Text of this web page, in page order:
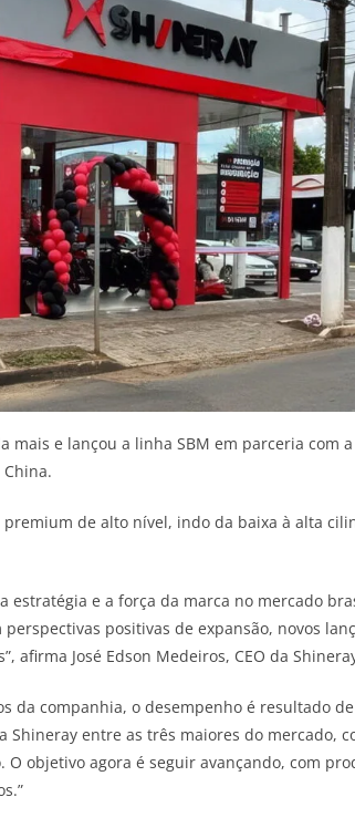
mais e lançou a linha SBM em parceria com a
de alto nível, indo da baixa à alta
estratégia e a força da marca no mercado
positivas de expansão, novos
afirma José Edson Medeiros, CEO da
da companhia, o desempenho é resultado
Shineray entre as três maiores do mercado,
objetivo agora é seguir avançando, com